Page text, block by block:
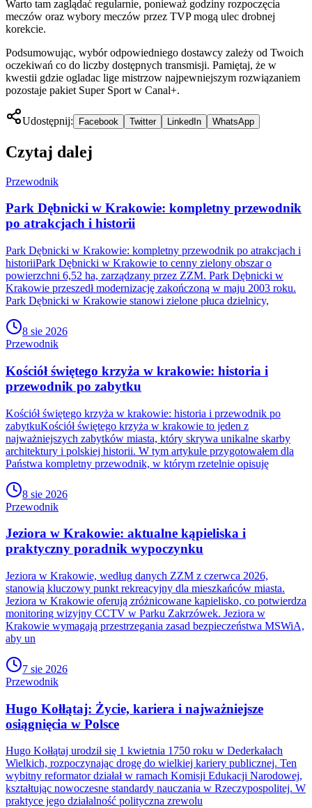
Warto tam zaglądać regularnie, ponieważ godziny rozpoczęcia
meczów oraz wybory meczów przez TVP mogą ulec drobnej
korekcie.
Podsumowując, wybór odpowiedniego dostawcy zależy od Twoich
oczekiwań co do liczby dostępnych transmisji. Pamiętaj, że w
kwestii gdzie ogladac lige mistrzow najpewniejszym rozwiązaniem
pozostaje pakiet Super Sport w Canal+.
Udostępnij: Facebook Twitter LinkedIn WhatsApp
Czytaj dalej
Przewodnik
Park Dębnicki w Krakowie: kompletny przewodnik
po atrakcjach i historii
Park Dębnicki w Krakowie: kompletny przewodnik po atrakcjach i
historiiPark Dębnicki w Krakowie to cenny zielony obszar o
powierzchni 6,52 ha, zarządzany przez ZZM. Park Dębnicki w
Krakowie przeszedł modernizację zakończoną w maju 2003 roku.
Park Dębnicki w Krakowie stanowi zielone płuca dzielnicy,
8 sie 2026
Przewodnik
Kościół świętego krzyża w krakowie: historia i
przewodnik po zabytku
Kościół świętego krzyża w krakowie: historia i przewodnik po
zabytkuKościół świętego krzyża w krakowie to jeden z
najważniejszych zabytków miasta, który skrywa unikalne skarby
architektury i polskiej historii. W tym artykule przygotowałem dla
Państwa kompletny przewodnik, w którym rzetelnie opisuję
8 sie 2026
Przewodnik
Jeziora w Krakowie: aktualne kąpieliska i
praktyczny poradnik wypoczynku
Jeziora w Krakowie, według danych ZZM z czerwca 2026,
stanowią kluczowy punkt rekreacyjny dla mieszkańców miasta.
Jeziora w Krakowie oferują zróżnicowane kąpielisko, co potwierdza
monitoring wizyjny CCTV w Parku Zakrzówek. Jeziora w
Krakowie wymagają przestrzegania zasad bezpieczeństwa MSWiA,
aby un
7 sie 2026
Przewodnik
Hugo Kołłątaj: Życie, kariera i najważniejsze
osiągnięcia w Polsce
Hugo Kołłątaj urodził się 1 kwietnia 1750 roku w Dederkałach
Wielkich, rozpoczynając drogę do wielkiej kariery publicznej. Ten
wybitny reformator działał w ramach Komisji Edukacji Narodowej,
kształtując nowoczesne standardy nauczania w Rzeczypospolitej. W
praktyce jego działalność polityczna zrewolu